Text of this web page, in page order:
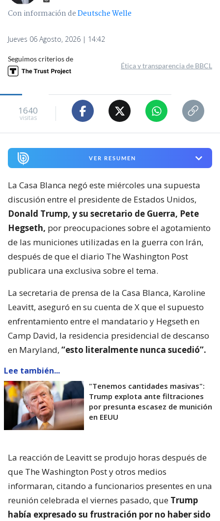
Con información deDeutsche Welle
Jueves 06 Agosto, 2026 | 14:42
Seguimos criterios de
Ética y transparencia de BBCL
1640
visitas
VER RESUMEN
La Casa Blanca negó este miércoles una supuesta
discusión entre el presidente de Estados Unidos,
Donald Trump, y su secretario de Guerra, Pete
Hegseth, por preocupaciones sobre el agotamiento
de las municiones utilizadas en la guerra con Irán,
después de que el diario The Washington Post
publicara una exclusiva sobre el tema.
La secretaria de prensa de la Casa Blanca, Karoline
Leavitt, aseguró en su cuenta de X que el supuesto
enfrentamiento entre el mandatario y Hegseth en
Camp David, la residencia presidencial de descanso
en Maryland, “esto literalmente nunca sucedió”.
Lee también...
"Tenemos cantidades masivas":
Trump explota ante filtraciones
por presunta escasez de munición
en EEUU
La reacción de Leavitt se produjo horas después de
que The Washington Post y otros medios
informaran, citando a funcionarios presentes en una
reunión celebrada el viernes pasado, que Trump
había expresado su frustración por no haber sido